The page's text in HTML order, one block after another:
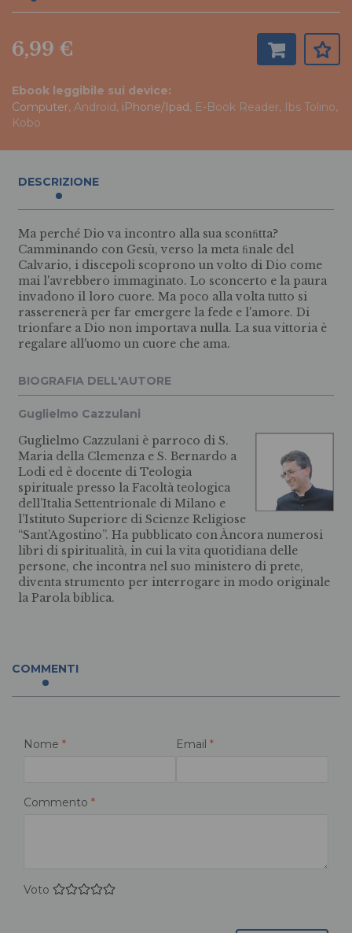
6,99 €
Ebook leggibile sui device:
Computer, Android, iPhone/Ipad, E-Book Reader, Ibs Tolino,
Kobo
DESCRIZIONE
Ma perché Dio va incontro alla sua sconﬁtta?
Camminando con Gesù, verso la meta ﬁnale del
Calvario, i discepoli scoprono un volto di Dio come
mai l'avrebbero immaginato. Lo sconcerto e la paura
invadono il loro cuore. Ma poco alla volta tutto si
rasserenerà per far emergere la fede e l'amore. Di
trionfare a Dio non importava nulla. La sua vittoria è
regalare all'uomo un cuore che ama.
BIOGRAFIA DELL'AUTORE
Guglielmo Cazzulani
Guglielmo Cazzulani è parroco di S.
Maria della Clemenza e S. Bernardo a
Lodi ed è docente di Teologia
spirituale presso la Facoltà teologica
dell’Italia Settentrionale di Milano e
l’Istituto Superiore di Scienze Religiose
“Sant’Agostino”. Ha pubblicato con Àncora numerosi
libri di spiritualità, in cui la vita quotidiana delle
persone, che incontra nel suo ministero di prete,
diventa strumento per interrogare in modo originale
la Parola biblica.
COMMENTI
Nome * Email *
Commento *
Voto